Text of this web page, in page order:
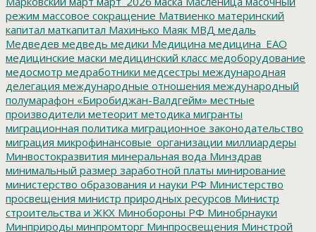
режим массовое сокращение Матвиенко материнский
капитал маткапитал Махинько Маяк МВД медаль
Медведев медведь медики Медицина медицина_ЕАО
медицинские маски медицинский класс медоборудование
медосмотр медработники медсестры международная
делегация международные отношения международный
полумарафон «Биробиджан-Валдгейм» местные
производители метеорит методика мигранты
миграционная политика миграционное законодательство
миграция микрофинансовые_организации миллиардеры
Минвостокразвития минеральная вода Минздрав
минимальный размер заработной платы минирование
министерство образования и науки РФ Министерство
просвещения министр природных ресурсов Министр
строительства и ЖКХ Минобороны РФ Минобрнауки
Минприроды минпромторг Минпросвещения Минстрой